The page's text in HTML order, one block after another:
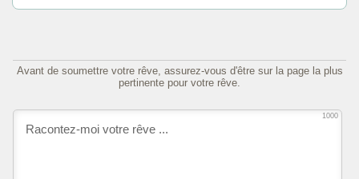
Avant de soumettre votre rêve, assurez-vous d'être sur la page la plus
pertinente pour votre rêve.
1000